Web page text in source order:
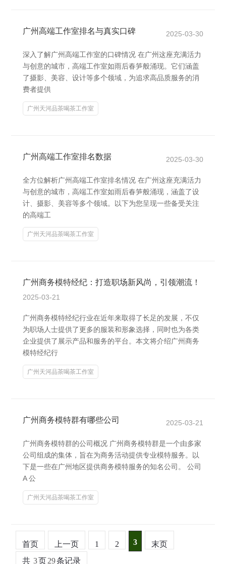
广州高端工作室排名与真实口碑 2025-03-30
深入了解广州高端工作室的口碑情况 在广州这座充满活力
与创意的城市，高端工作室如雨后春笋般涌现。它们涵盖
了摄影、美容、设计等多个领域，为追求高品质服务的消
费者提供
广州天河品茶喝茶工作室
广州高端工作室排名数据 2025-03-30
全方位解析广州高端工作室排名情况 在广州这座充满活力
与创意的城市，高端工作室如雨后春笋般涌现，涵盖了设
计、摄影、美容等多个领域。以下为您呈现一些备受关注
的高端工
广州天河品茶喝茶工作室
广州商务模特经纪：打造职场新风尚，引领潮流！
2025-03-21
广州商务模特经纪行业在近年来取得了长足的发展，不仅
为职场人士提供了更多的服装和形象选择，同时也为各类
企业提供了展示产品和服务的平台。本文将介绍广州商务
模特经纪行
广州天河品茶喝茶工作室
广州商务模特群有哪些公司 2025-03-21
广州商务模特群的公司概况 广州商务模特群是一个由多家
公司组成的集体，旨在为商务活动提供专业模特服务。以
下是一些在广州地区提供商务模特服务的知名公司。 公司
A 公
广州天河品茶喝茶工作室
首页 上一页 1 2 3
末页
共 3页29条记录